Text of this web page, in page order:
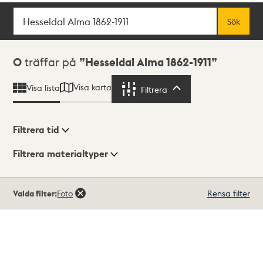
Sök
Sök
Sökresultat
0 träffar på Hesseldal Alma 1862-1911
Visa lista Visa karta Filtrera
Visningsläge
Filtrera tid
Filtrera materialtyper
träffar
Valda filter:Foto Rensa filter